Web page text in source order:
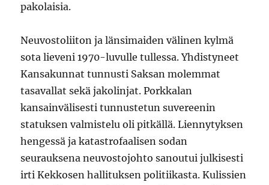
pakolaisia.
Neuvostoliiton ja länsimaiden välinen kylmä
sota lieveni 1970-luvulle tullessa. Yhdistyneet
Kansakunnat tunnusti Saksan molemmat
tasavallat sekä jakolinjat. Porkkalan
kansainvälisesti tunnustetun suvereenin
statuksen valmistelu oli pitkällä. Liennytyksen
hengessä ja katastrofaalisen sodan
seurauksena neuvostojohto sanoutui julkisesti
irti Kekkosen hallituksen politiikasta. Kulissien